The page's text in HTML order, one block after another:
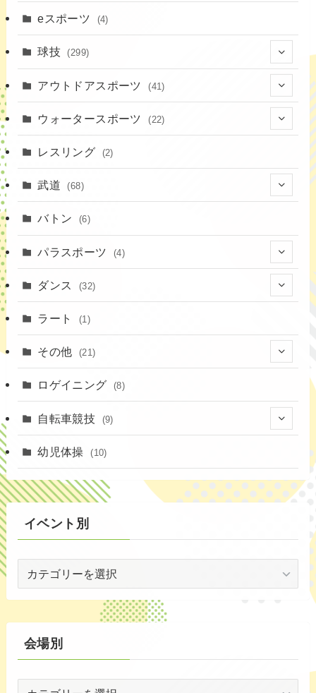
(16)
(37)
(18)
(3)
eスポーツ (4)
球技 (299)
(20)
(14)
(16)
(12)
(11)
(3)
(14)
(4)
(20)
(19)
(1)
(5)
アウトドアスポーツ (41)
(4)
(8)
ウォータースポーツ (22)
(7)
(15)
レスリング (2)
武道 (68)
(23)
(16)
(6)
バトン (6)
パラスポーツ (4)
ダンス (32)
(3)
(2)
ラート (1)
その他 (21)
(4)
ロゲイニング (8)
自転車競技 (9)
幼児体操 (10)
イベント別
ン
ト
別
会場別